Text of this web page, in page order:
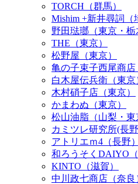
TORCH（群馬）
Mishim +新井尋詞（
野田琺瑯（東京・栃
THE（東京）
松野屋（東京）
亀の子束子西尾商店
白木屋伝兵衛（東京
木村硝子店（東京）
かまわぬ（東京）
松山油脂（山梨・東
カミツレ研究所(長野
アトリエｍ4（長野）
和ろうそくDAIYO（
KINTO（滋賀）
中川政七商店（奈良